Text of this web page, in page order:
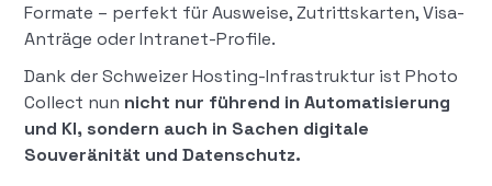
Formate – perfekt für Ausweise, Zutrittskarten, Visa-
Anträge oder Intranet-Profile.
Dank der Schweizer Hosting-Infrastruktur ist Photo
Collect nun nicht nur führend in Automatisierung
und KI, sondern auch in Sachen digitale
Souveränität und Datenschutz.